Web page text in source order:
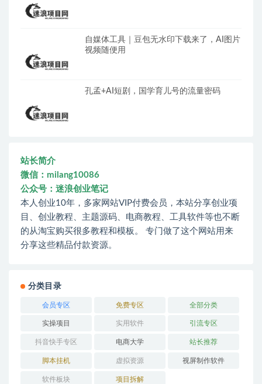
自媒体工具｜豆包无水印下载来了，AI图片
视频随便用
孔孟+AI短剧，国学育儿号的流量密码
站长简介
微信：milang10086
公众号：迷浪创业笔记
本人创业10年，多家网站VIP付费会员，本站分享创业项
目、创业教程、主题源码、电商教程、工具软件等也不断
的从淘宝购买很多教程和模板。 专门做了这个网站用来
分享这些精品付款资源。
分类目录
会员专区 免费专区 全部分类
实操项目 实用软件 引流专区
抖音快手专区 电商大学 站长推荐
脚本挂机 虚拟资源 视屏制作软件
软件板块 项目拆解